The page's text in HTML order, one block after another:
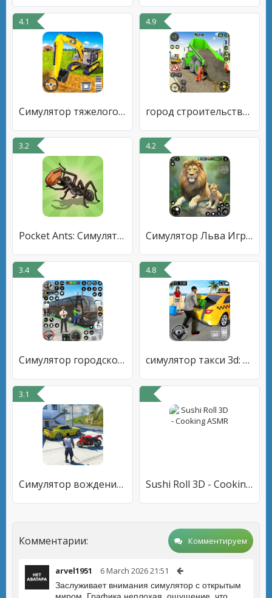
4.1
Симулятор тяжелого экскаватора
4.9
город строительство симулятор
3.2
Pocket Ants: Симулятор Колонии
4.2
Симулятор Льва Игры Льва
3.4
Симулятор городского автобуса
4.8
симулятор такси 3d: игра такси
3.1
Симулятор вождения автомобиля Sushi Roll 3D - Cooking ASMR
Комментарии: Комментируем
arvel1951 6 March 2026 21:51
Заслуживает внимания симулятор с открытым